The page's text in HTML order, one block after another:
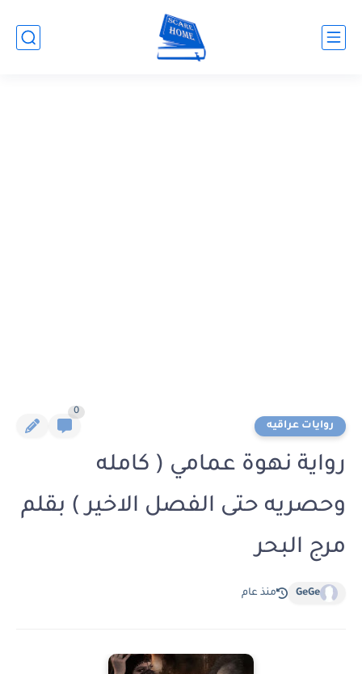
روايات عراقيه
0
رواية نهوة عمامي ( كامله
وحصريه حتى الفصل الاخير ) بقلم
مرج البحر
GeGe منذ عام